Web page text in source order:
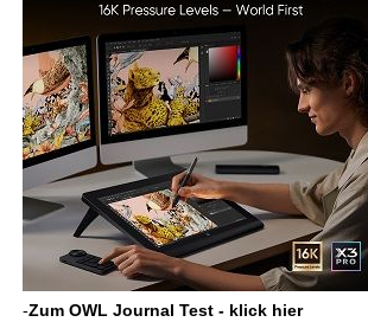
-Zum OWL Journal Test - klick hier